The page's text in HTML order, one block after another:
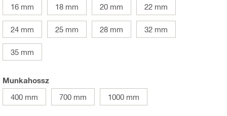
16 mm
18 mm 20 mm 22 mm
24 mm 25 mm 28 mm 32 mm
35 mm
Munkahossz
400 mm
700 mm 1000 mm